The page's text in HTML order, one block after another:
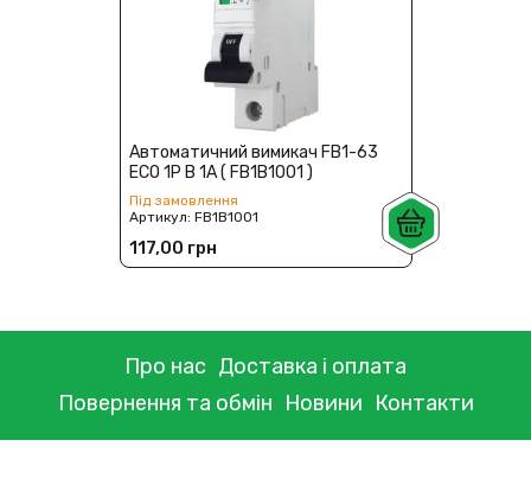
Автоматичний вимикач FB1-63
ECO 1P B 1А ( FB1B1001 )
Під замовлення
Артикул:FB1B1001
117,00 грн
Про нас Доставка і оплата
Повернення та обмін Новини Контакти